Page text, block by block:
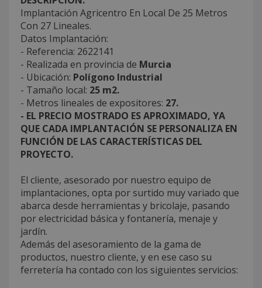
Implantación Agricentro En Local De 25 Metros
Con 27 Lineales.
Datos Implantación:
- Referencia: 2622141
- Realizada en provincia de Murcia
- Ubicación: Polígono Industrial
- Tamaño local: 25 m2.
- Metros lineales de expositores: 27.
- EL PRECIO MOSTRADO ES APROXIMADO, YA
QUE CADA IMPLANTACIÓN SE PERSONALIZA EN
FUNCIÓN DE LAS CARACTERÍSTICAS DEL
PROYECTO.
El cliente, asesorado por nuestro equipo de
implantaciones, opta por surtido muy variado que
abarca desde herramientas y bricolaje, pasando
por electricidad básica y fontanería, menaje y
jardín.
Además del asesoramiento de la gama de
productos, nuestro cliente, y en ese caso su
ferretería ha contado con los siguientes servicios: